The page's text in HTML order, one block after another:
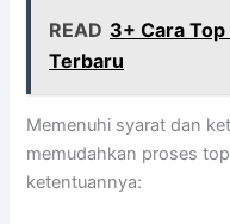
READ 3+ Cara Top
Terbaru
Memenuhi syarat dan
memudahkan proses
ketentuannya: